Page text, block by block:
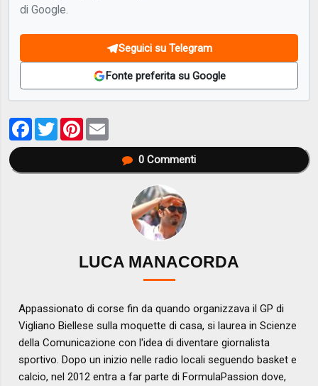
di Google.
Seguici su Telegram
Fonte preferita su Google
Facebook
TwitterPinterest
0Commenti
LUCA MANACORDA
Appassionato di corse fin da quando organizzava il GP di
Vigliano Biellese sulla moquette di casa, si laurea in Scienze
della Comunicazione con l'idea di diventare giornalista
sportivo. Dopo un inizio nelle radio locali seguendo basket e
calcio, nel 2012 entra a far parte di FormulaPassion dove,